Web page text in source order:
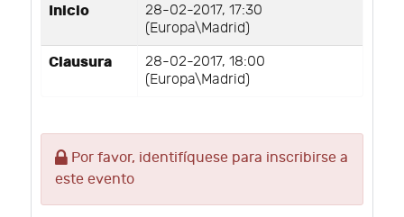
Inicio
28-02-2017, 17:30
(Europa\Madrid)
Clausura
28-02-2017, 18:00
(Europa\Madrid)
Por favor, identifíquese para inscribirse a
este evento